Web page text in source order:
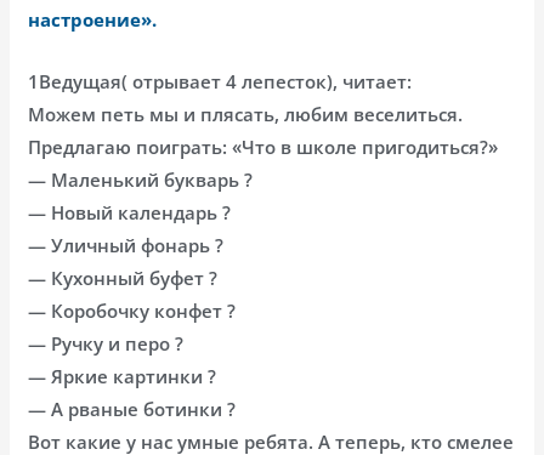
настроение».
1Ведущая( отрывает 4 лепесток), читает:
Можем петь мы и плясать, любим веселиться.
Предлагаю поиграть: «Что в школе пригодиться?»
— Маленький букварь ?
— Новый календарь ?
— Уличный фонарь ?
— Кухонный буфет ?
— Коробочку конфет ?
— Ручку и перо ?
— Яркие картинки ?
— А рваные ботинки ?
Вот какие у нас умные ребята. А теперь, кто смелее